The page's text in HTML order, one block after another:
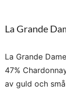
La Grande
La Grande
47%
av guld och